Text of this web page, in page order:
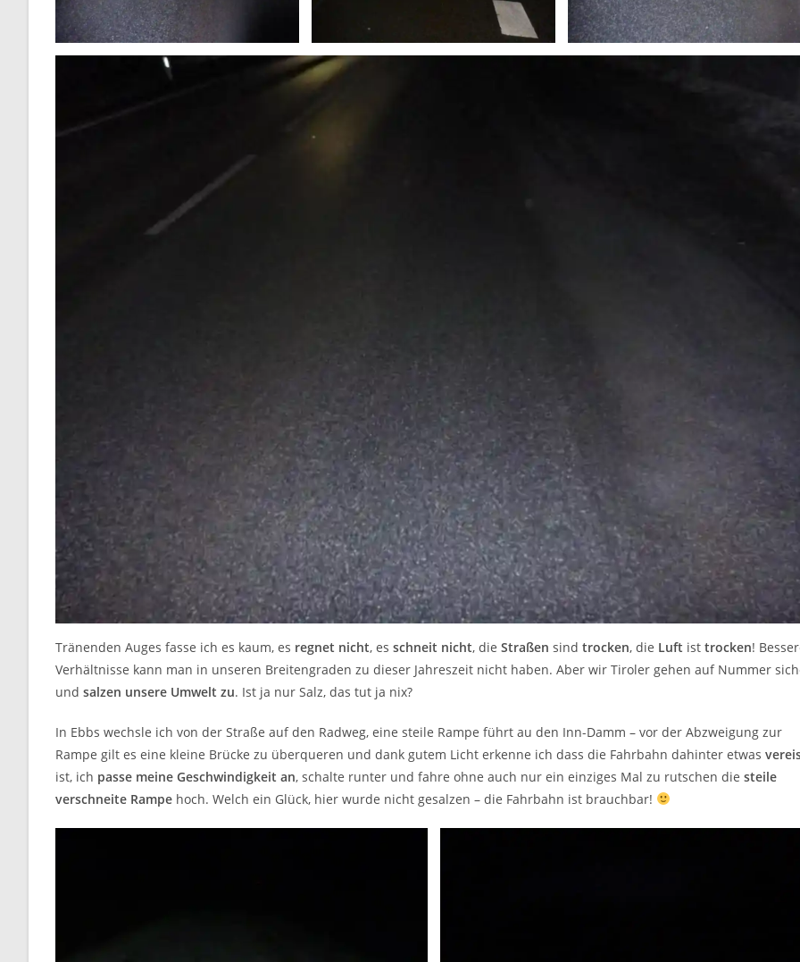
Tränenden Auges fasse ich es kaum, es regnet nicht, es schneit nicht, die Straßen sind trocken, die Luft ist trocken!
Verhältnisse kann man in unseren Breitengraden zu dieser Jahreszeit nicht haben. Aber wir Tiroler gehen auf Nummer
und salzen unsere Umwelt zu. Ist ja nur Salz, das tut ja nix?
In Ebbs wechsle ich von der Straße auf den Radweg, eine steile Rampe führt au den Inn-Damm – vor der Abzweigung zur
Rampe gilt es eine kleine Brücke zu überqueren und dank gutem Licht erkenne ich dass die Fahrbahn dahinter etwas
ist, ich passe meine Geschwindigkeit an, schalte runter und fahre ohne auch nur ein einziges Mal zu rutschen die steile
verschneite Rampe hoch. Welch ein Glück, hier wurde nicht gesalzen – die Fahrbahn ist brauchbar!